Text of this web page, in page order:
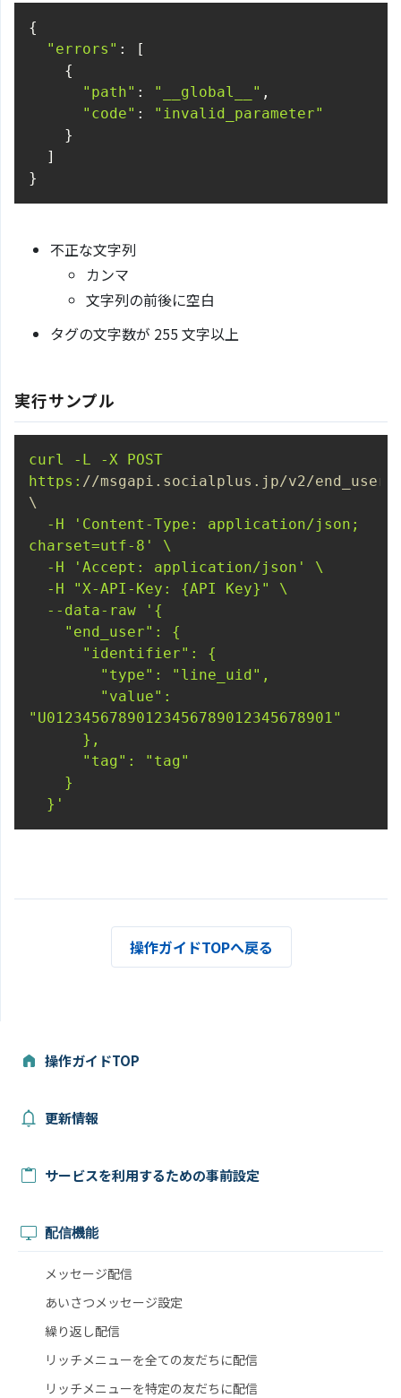
操作ガイドTOP
更新情報
サービスを利用するための事前設定
配信機能
メッセージ配信
あいさつメッセージ設定
繰り返し配信
リッチメニューを全ての友だちに配信
リッチメニューを特定の友だちに配信
"errors"
"path" : "__global__"
"code" :
"invalid_parameter"
}
不正な文字列
カンマ
文字列の前後に空白
タグの文字数が 255 文字以上
実行サンプル
curl -L -X POST
https: //msgapi.socialplus.jp/v2/
\
  -H
'Content-Type: application/json;
charset=utf-8'
  -H
'Accept: application/json'
  -H
"X-API-Key: {API Key}"
  --data-raw
  }'
操作ガイドTOPへ戻る